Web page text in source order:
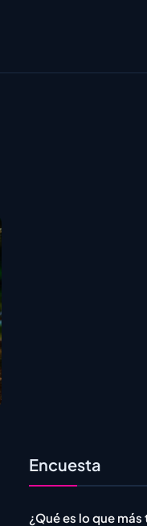
Encuesta
¿Qué es lo que